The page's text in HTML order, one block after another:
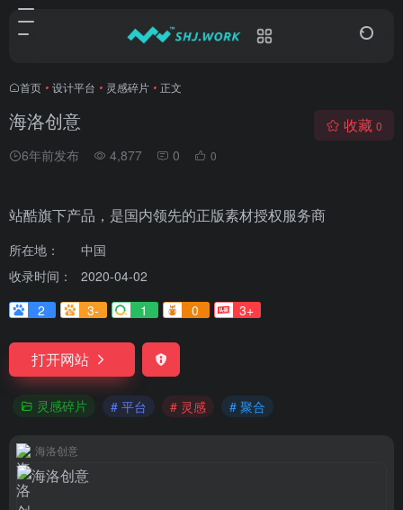
首页 • 设计平台 • 灵感碎片 • 正文
海洛创意
6年前发布 4,877 0 0
收藏 0
站酷旗下产品，是国内领先的正版素材授权服务商
所在地：
中国
收录时间：
2020-04-02
2
3- 1 0 3+
打开网站
灵感碎片 # 平台 # 灵感 # 聚合
海洛创意